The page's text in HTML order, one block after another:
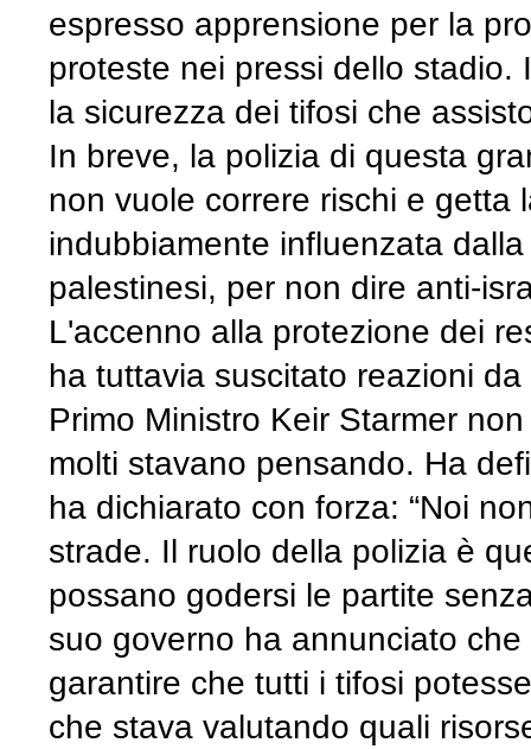
espresso apprensione per la
proteste nei pressi dello
la sicurezza dei tifosi che
In breve, la polizia di questa
non vuole correre rischi e getta
indubbiamente influenzata
palestinesi, per non dire anti-
L'accenno alla protezione dei
ha tuttavia suscitato reazioni
Primo Ministro Keir Starmer
molti stavano pensando. Ha
ha dichiarato con forza: “Noi
strade. Il ruolo della polizia è
possano godersi le partite
suo governo ha annunciato
garantire che tutti i tifosi
che stava valutando quali